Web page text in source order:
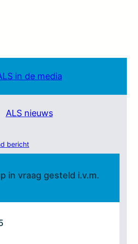
in de media
ALS nieuws
bericht
in vraag gesteld i.v.m.